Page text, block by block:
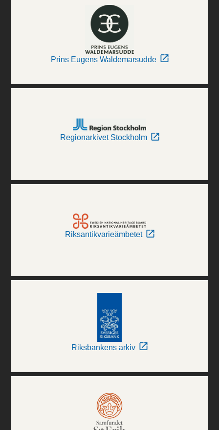
Prins Eugens Waldemarsudde
Regionarkivet Stockholm
Riksantikvarieämbetet
Riksbankens arkiv